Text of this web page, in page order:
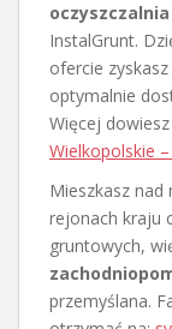
InstalGrunt.
ofercie
optymalnie
Więcej
Wielkopolskie
Mieszkasz nad
rejonach kraju
gruntowych,
przemyślana.